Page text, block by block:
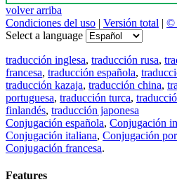
volver arriba
Condiciones del uso | Versión total | ©
Select a language
traducción inglesa, traducción rusa,
francesa, traducción española,
traducción kazaja, traducción china,
portuguesa, traducción turca,
finlandés, traducción japonesa
Conjugación española, Conjugación
Conjugación italiana, Conjugación
Conjugación francesa.
Features